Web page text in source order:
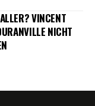
VINCENT K
NICHT U